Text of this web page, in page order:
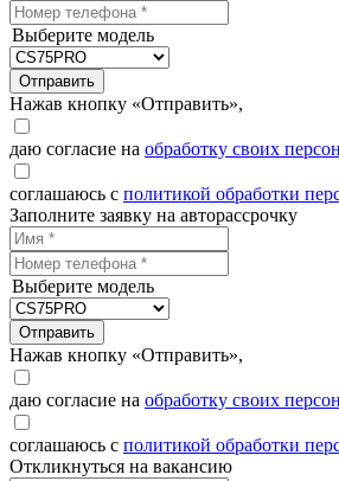
Выберите модель
Отправить
Нажав кнопку «Отправить»,
даю согласие на обработку своих
соглашаюсь с политикой обработки
Заполните заявку на авторассрочку
Выберите модель
Отправить
Нажав кнопку «Отправить»,
даю согласие на обработку своих
соглашаюсь с политикой обработки
Откликнуться на вакансию